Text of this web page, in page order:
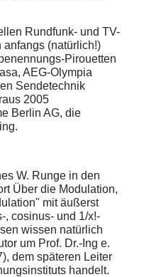
Rundfunk- und TV-
(natürlich!)
Pirouetten
AEG-Olympia
Sendetechnik
2005
Berlin AG, die
W. Runge in den
Über die Modulation,
mit äußerst
, cosinus- und 1/x!-
wissen natürlich
um Prof. Dr.-Ing e.
dem späteren Leiter
handelt.